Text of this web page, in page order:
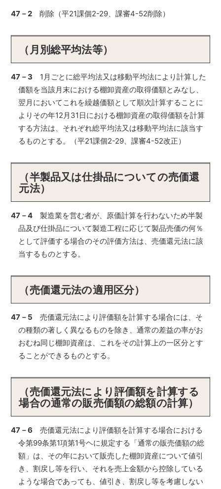
47－2削除（平21課個2-29、課審4-52削除）
（月別総平均法等）
47－3 1月ごとに総平均法又は移動平均法により計算した
価額を当該月末における棚卸資産の取得価額とみなし、
翌月においてこれを繰越価額として順次計算することに
よりその年12月31日における棚卸資産の取得価額を計算
する方法は、それぞれ総平均法又は移動平均法に該当す
るものとする。（平21課個2-29、課審4-52改正）
（半製品又は仕掛品についての売価還
元法）
47－4製造業を営む者が、原価計算を行わないため半製
品及び仕掛品について製造工程に応じて製品売価の何％
として評価する場合のその評価方法は、売価還元法に該
当するものとする。
（売価還元法の適用区分）
47－5売価還元法により評価額を計算する場合には、そ
の種類の著しく異なるものを除き、通常の差益の率がお
おむね同じ棚卸資産は、これをその計算上の一区分とす
ることができるものとする。
（売価還元法により評価額を計算する
場合の通常の販売価額の総額の計算）
47－6売価還元法により評価額を計算する場合における
令第99条第1項第1号ヘに規定する「通常の販売価額の総
額」は、その年において販売した棚卸資産について値引
き、割戻し等を行い、それを売上金額から控除している
ような場合であっても、値引き、割戻し等を考慮しない